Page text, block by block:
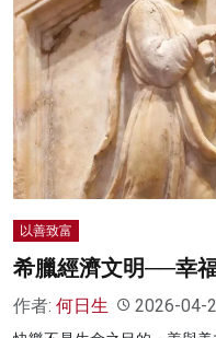
科技
影片
名家榜
灼見活動
以善致富
希臘經濟文明──幸
作者: 何日生 2026-04-